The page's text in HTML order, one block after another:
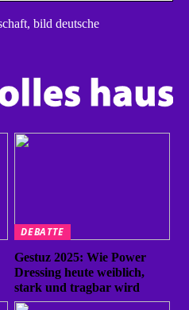
bild deutsche
DEBATTE
Gestuz 2025: Wie Power
Dressing heute weiblich,
stark und tragbar wird